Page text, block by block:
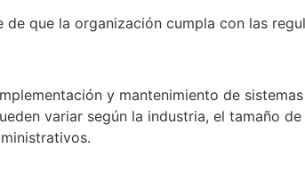
de que la organización cumpla con las
y mantenimiento de
variar según la industria, el tamaño